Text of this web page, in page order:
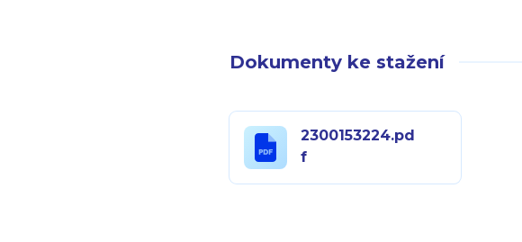
Dokumenty ke stažení
2300153224.pd
f